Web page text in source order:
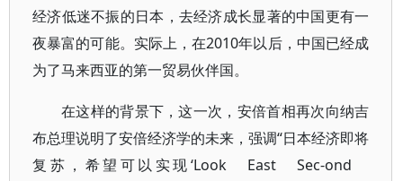
经济低迷不振的日本，去经济成长显著的中国更有一
夜暴富的可能。实际上，在2010年以后，中国已经成
为了马来西亚的第一贸易伙伴国。
在这样的背景下，这一次，安倍首相再次向纳吉
布总理说明了安倍经济学的未来，强调“日本经济即将
复苏，希望可以实现‘Look East Sec-ond